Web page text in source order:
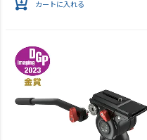
カートに入れる